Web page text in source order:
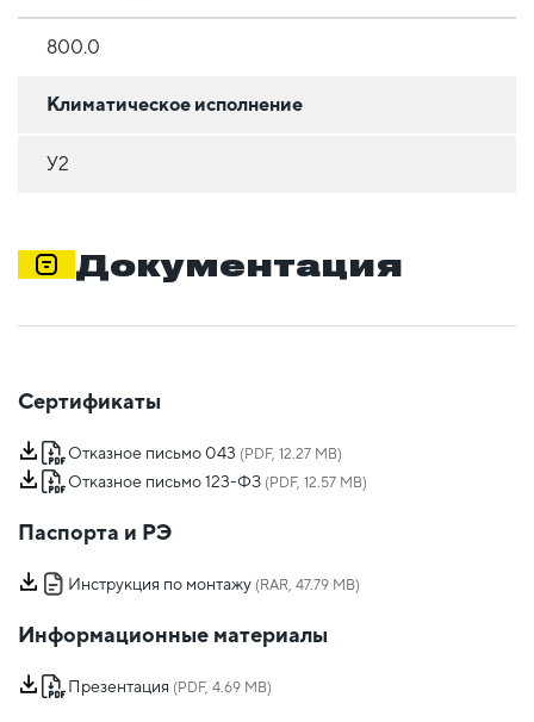
800.0
Климатическое исполнение
У2
Документация
Сертификаты
Отказное письмо 043 (PDF, 12.27 MB)
Отказное письмо 123-ФЗ (PDF, 12.57 MB)
Паспорта и РЭ
Инструкция по монтажу (RAR, 47.79 MB)
Информационные материалы
Презентация (PDF, 4.69 MB)